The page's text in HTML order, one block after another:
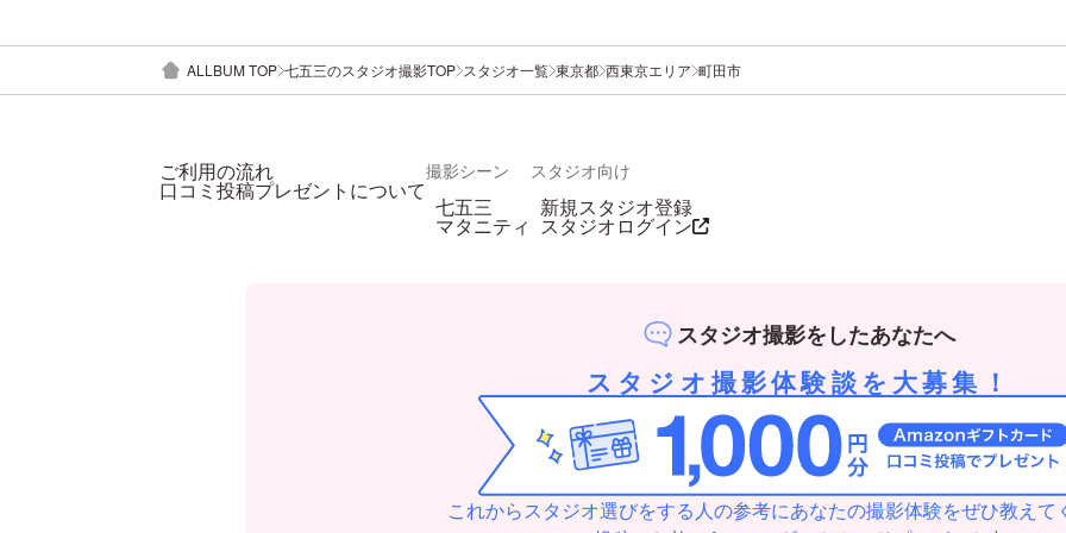
ALLBUM TOP 七五三のスタジオ撮影TOP スタジオ一覧 東京都 西東京エリア 町田市
ご利用の流れ
口コミ投稿プレゼントについて
撮影シーン
七五三
マタニティ
スタジオ向け
新規スタジオ登録
スタジオログイン
スタジオ撮影をしたあなたへ
スタジオ撮影体験談を大募集！
これからスタジオ選びをする人の参考にあなたの撮影体験をぜひ教えて